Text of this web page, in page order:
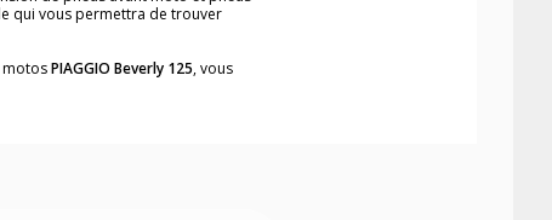
qui vous permettra de trouver
motosPIAGGIO Beverly 125, vous
dans le carnet de bord de